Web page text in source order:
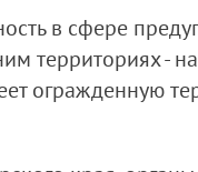
в сфере
территориях -
огражденную